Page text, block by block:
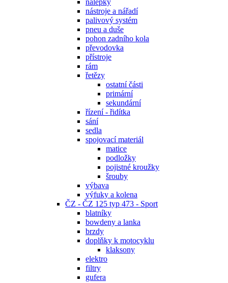
nástroje a nářadí
palivový systém
pneu a duše
pohon zadního kola
převodovka
přístroje
rám
řetězy
ostatní části
primární
sekundární
řízení - řidítka
sání
sedla
spojovací materiál
matice
podložky
pojistné kroužky
šrouby
výbava
výfuky a kolena
ČZ - ČZ 125 typ 473 - Sport
blatníky
bowdeny a lanka
brzdy
doplňky k motocyklu
klaksony
elektro
filtry
gufera